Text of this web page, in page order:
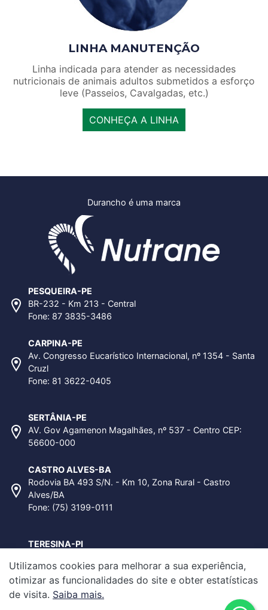
LINHA MANUTENÇÃO
Linha indicada para atender as necessidades
nutricionais de animais adultos submetidos a esforço
leve (Passeios, Cavalgadas, etc.)
CONHEÇA A LINHA
Durancho é uma marca
PESQUEIRA-PE
BR-232 - Km 213 - Central
Fone: 87 3835-3486
CARPINA-PE
Av. Congresso Eucarístico Internacional, nº 1354 - Santa
Cruzl
Fone: 81 3622-0405
SERTÂNIA-PE
AV. Gov Agamenon Magalhães, nº 537 - Centro CEP:
56600-000
CASTRO ALVES-BA
Rodovia BA 493 S/N. - Km 10, Zona Rural - Castro
Alves/BA
Fone: (75) 3199-0111
TERESINA-PI
Setor Polo Empresarial Sul, Quadra J - Lote 01 - Pedra
Miúda
Fone: 86 3142-0705
Este website utiliza cookiesSaiba mais sobre
Utilizamos cookies para melhorar a sua experiência,
otimizar as funcionalidades do site e obter estatísticas
de visita. Saiba mais.